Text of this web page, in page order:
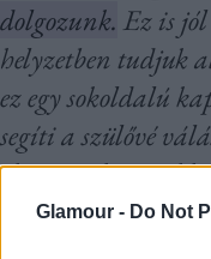
Glamour - Do Not
dolgozunk. Ez is
helyzetben tudjuk
ez egy sokoldalú
segíti a szülővé
okozta
anyuka.”